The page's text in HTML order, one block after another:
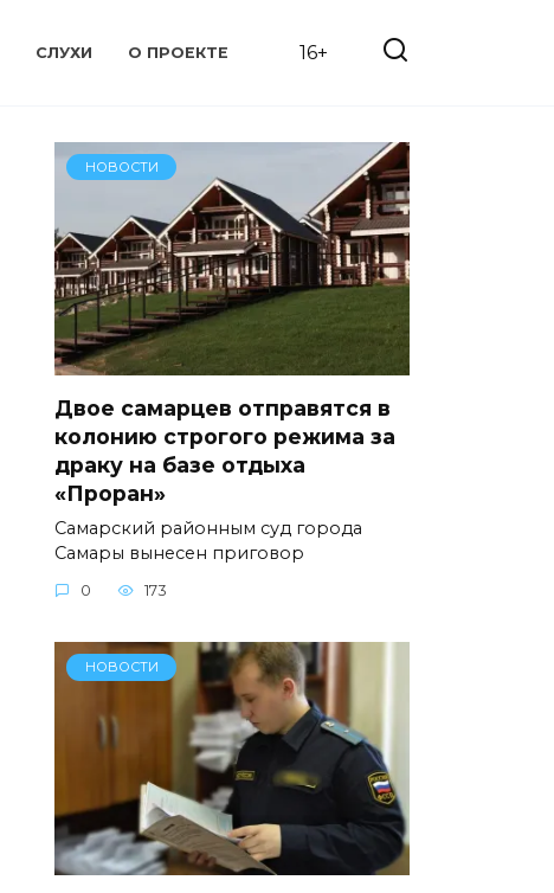
СЛУХИ О ПРОЕКТЕ 16+
НОВОСТИ
Двое самарцев отправятся в
колонию строгого режима за
драку на базе отдыха
«Проран»
Самарский районным суд города
Самары вынесен приговор
0 173
НОВОСТИ